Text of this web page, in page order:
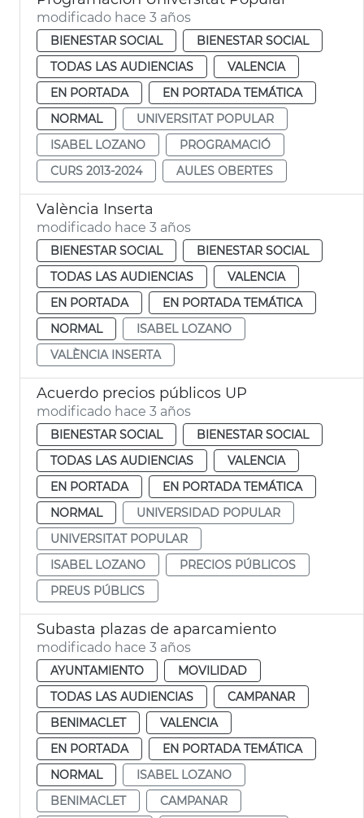
modificado hace 3 años
BIENESTAR SOCIAL
BIENESTAR SOCIAL
TODAS LAS AUDIENCIAS
VALENCIA
EN PORTADA
EN PORTADA TEMÁTICA
NORMAL
UNIVERSITAT POPULAR
ISABEL LOZANO
PROGRAMACIÓ
CURS 2013-2024
AULES OBERTES
València Inserta
modificado hace 3 años
BIENESTAR SOCIAL
BIENESTAR SOCIAL
TODAS LAS AUDIENCIAS
VALENCIA
EN PORTADA
EN PORTADA TEMÁTICA
NORMAL
ISABEL LOZANO
VALÈNCIA INSERTA
Acuerdo precios públicos UP
modificado hace 3 años
BIENESTAR SOCIAL
BIENESTAR SOCIAL
TODAS LAS AUDIENCIAS
VALENCIA
EN PORTADA
EN PORTADA TEMÁTICA
NORMAL
UNIVERSIDAD POPULAR
UNIVERSITAT POPULAR
ISABEL LOZANO
PRECIOS PÚBLICOS
PREUS PÚBLICS
Subasta plazas de aparcamiento
modificado hace 3 años
AYUNTAMIENTO
MOVILIDAD
TODAS LAS AUDIENCIAS
CAMPANAR
BENIMACLET
VALENCIA
EN PORTADA
EN PORTADA TEMÁTICA
NORMAL
ISABEL LOZANO
BENIMACLET
CAMPANAR